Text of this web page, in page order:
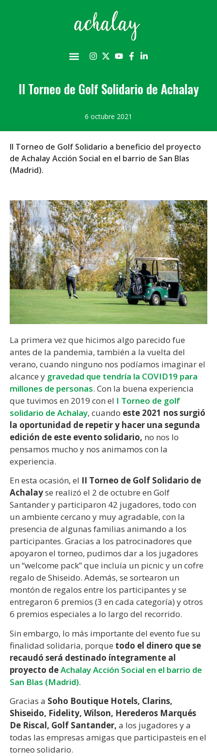
II Torneo de Golf Solidario de Achalay
6 octubre 2021
II Torneo de Golf Solidario a beneficio del proyecto
de Achalay Acción Social en el barrio de San Blas
(Madrid).
La primera vez que hicimos algo parecido fue
antes de la pandemia, también a la vuelta del
verano, cuando ninguno nos podíamos imaginar el
alcance y gravedad que tendría la COVID19 para
millones de personas. Con la buena experiencia
que tuvimos en 2019 con el I Torneo de golf
solidario de Achalay, cuando este 2021 nos surgió
la oportunidad de repetir y hacer una segunda
edición de este evento solidario, no nos lo
pensamos mucho y nos animamos con la
experiencia.
En esta ocasión, el II Torneo de Golf Solidario de
Achalayse realizó el 2 de octubre en Golf
Santander y participaron 42 jugadores, todo con
un ambiente cercano y muy agradable, con la
presencia de algunas familias animando a los
participantes. Gracias a los patrocinadores que
apoyaron el torneo, pudimos dar a los jugadores
un “welcome pack” que incluía un picnic y un cofre
regalo de Shiseido. Además, se sortearon un
montón de regalos entre los participantes y se
entregaron 6 premios (3 en cada categoría) y otros
6 premios especiales a lo largo del recorrido.
Sin embargo, lo más importante del evento fue su
finalidad solidaria, porque todo el dinero que se
recaudó será destinado íntegramente al
proyecto deAchalay Acción Social en el barrio de
San Blas (Madrid).
Gracias a Soho Boutique Hotels, Clarins,
Shiseido, Fidelity, Wilson, Herederos Marqués
De Riscal, Golf Santander, a los jugadores y a
todas las empresas amigas que participasteis en el
torneo solidario.